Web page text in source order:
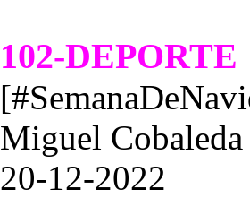
102-DEPORTE
Miguel Cobaleda
20-12-2022